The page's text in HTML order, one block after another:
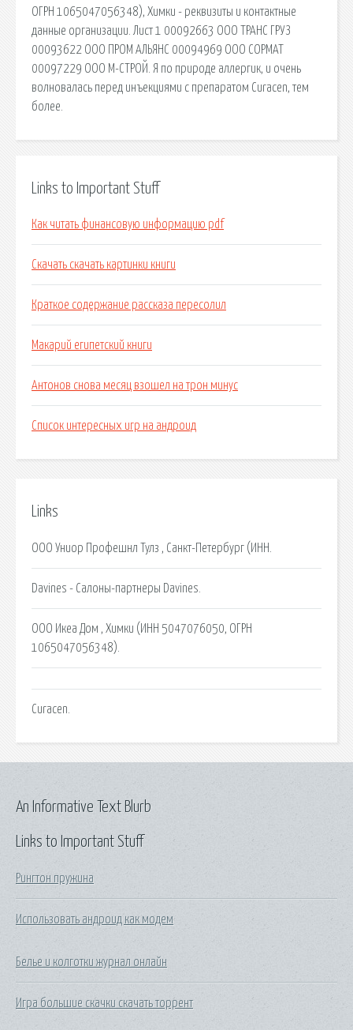
ОГРН 1065047056348), Химки - реквизиты и контактные
данные организации. Лист 1 00092663 ООО ТРАНС ГРУЗ
00093622 ООО ПРОМ АЛЬЯНС 00094969 ООО СОРМАТ
00097229 ООО М-СТРОЙ. Я по природе аллергик, и очень
волновалась перед инъекциями с препаратом Curacen, тем
более.
Links to Important Stuff
Как читать финансовую информацию pdf
Скачать скачать картинки книги
Краткое содержание рассказа пересолил
Макарий египетский книги
Антонов снова месяц взошел на трон минус
Список интересных игр на андроид
Links
ООО Униор Профешнл Тулз , Санкт-Петербург (ИНН.
Davines - Салоны-партнеры Davines.
ООО Икеа Дом , Химки (ИНН 5047076050, ОГРН
1065047056348).
Curacen.
Links to Important Stuff
Рингтон пружина
Использовать андроид как модем
Белье и колготки журнал онлайн
Игра большие скачки скачать торрент
An Informative Text Blurb